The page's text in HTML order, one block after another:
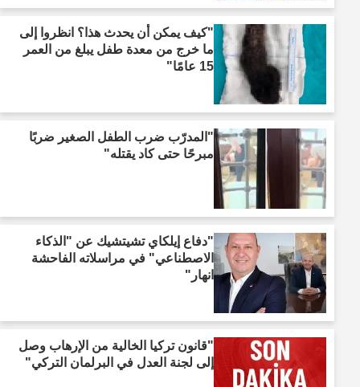
"كيف يمكن أن يحدث هذا؟ انظروا إلى
ما خرج من معدة طفل يبلغ من العمر
15 عامًا"
"المدرّب ضرب الطفل الصغير ضربًا
مبرحًا حتى كاد يقتله"
"دفاع إيلكاي تشيتشيك عن "الذكاء
الاصطناعي" في مراسلاته الفاحشة
انهار"
"قانون تركيا الخالية من الإرهاب وصل
إلى لجنة العدل في البرلمان التركي"